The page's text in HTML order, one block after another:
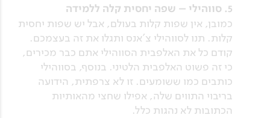
5. סווהילי – שפה יחסית קלה ללמידה
כמובן, אין שפות קלות בעולם, אבל יש שפות יחסית
קלות. תנו לסווהילי צ'אנס ותגלו את זה בעצמכם.
קודם כל את האלפבית הסווהילי אתם כבר מכירים,
כי זה פשוט האלפבית הלטיני. בנוסף, בסווהילי
כותבים כמו ששומעים. זו לא צרפתית, הידועה
בריבוי התווים שלה, אפילו שחצי מהאותיות
הכתובות לא נהגות כלל.